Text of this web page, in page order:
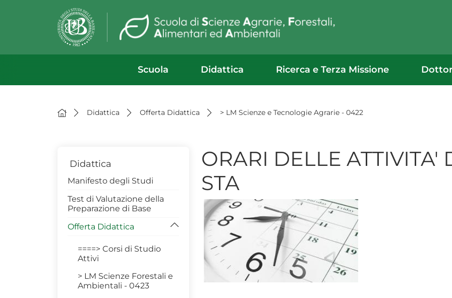
Scuola Didattica Ricerca e Terza Missione
Didattica Offerta Didattica > LM Scienze e Tecnologie Agrarie - 0422
ORARI DELLE ATTIVITA'
STA
Didattica
Manifesto degli Studi
Test di Valutazione della
Preparazione di Base
Offerta Didattica
====> Corsi di Studio
Attivi
> LM Scienze Forestali e
Ambientali - 0423